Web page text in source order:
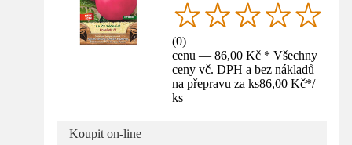
(0)
cenu — 86,00 Kč * Všechny
ceny vč. DPH a bez nákladů
na přepravu za ks86,00 Kč*/
ks
Koupit on-line